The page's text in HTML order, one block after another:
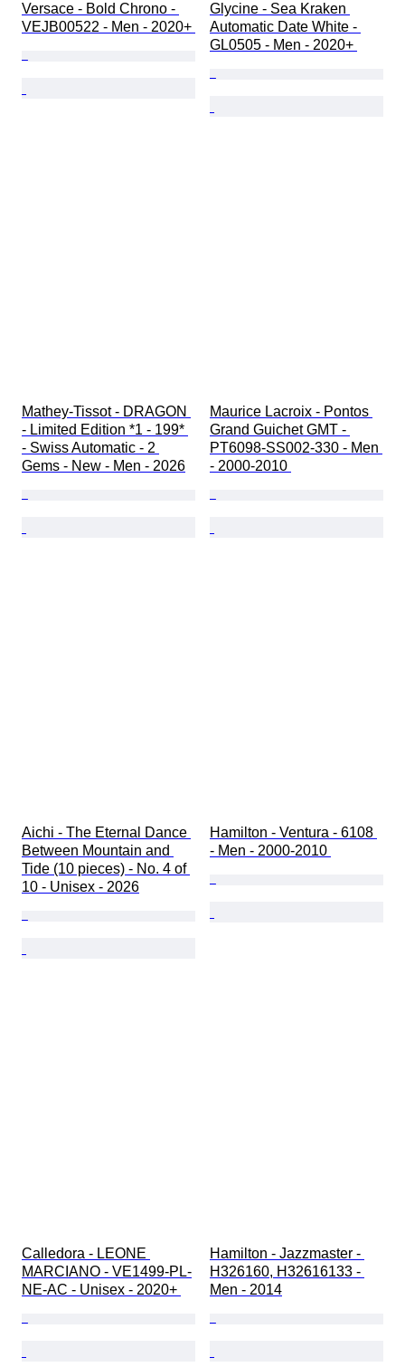
Versace - Bold Chrono -
VEJB00522 - Men - 2020+
Glycine - Sea Kraken
Automatic Date White -
GL0505 - Men - 2020+
Mathey-Tissot - DRAGON
- Limited Edition *1 - 199*
- Swiss Automatic - 2
Gems - New - Men - 2026
Maurice Lacroix - Pontos
Grand Guichet GMT -
PT6098-SS002-330 - Men
- 2000-2010
Aichi - The Eternal Dance
Between Mountain and
Tide (10 pieces) - No. 4 of
10 - Unisex - 2026
Hamilton - Ventura - 6108
- Men - 2000-2010
Calledora - LEONE
MARCIANO - VE1499-PL-
NE-AC - Unisex - 2020+
Hamilton - Jazzmaster -
H326160, H32616133 -
Men - 2014